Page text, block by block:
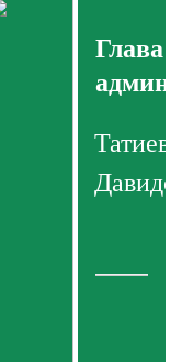
Глава
Татиев